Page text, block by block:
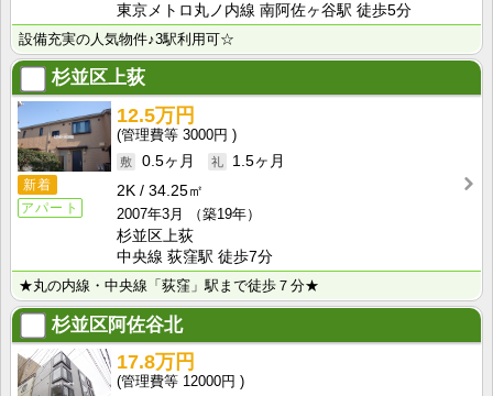
東京メトロ丸ノ内線 南阿佐ヶ谷駅 徒歩5分
設備充実の人気物件♪3駅利用可☆
杉並区上荻
新着
アパート
12.5万円
3000円
0.5ヶ月
1.5ヶ月
2K
34.25㎡
2007年3月
（築19年）
杉並区上荻
中央線 荻窪駅 徒歩7分
★丸の内線・中央線「荻窪」駅まで徒歩７分★
杉並区阿佐谷北
17.8万円
12000円